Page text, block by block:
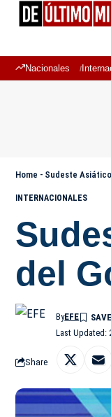
Nacionales
Home - Sudeste
INTERNACIONALES
del
Last Updated:
ByEFE
Share